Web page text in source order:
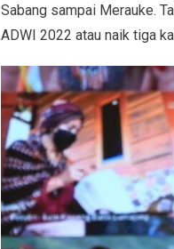
Sabang sampai Merauke.
ADWI 2022 atau naik tiga